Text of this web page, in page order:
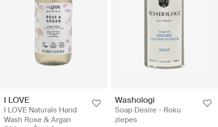
I LOVE
I LOVE Naturals Hand
Wash Rose & Argan
Washologi
Soap Desire - Roku
ziepes